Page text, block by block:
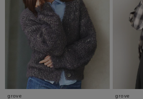
grove
grove